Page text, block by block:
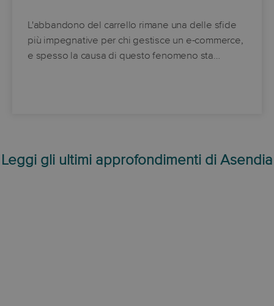
L'abbandono del carrello rimane una delle sfide
più impegnative per chi gestisce un e-commerce,
e spesso la causa di questo fenomeno sta…
Leggi gli ultimi approfondimenti di Asendia